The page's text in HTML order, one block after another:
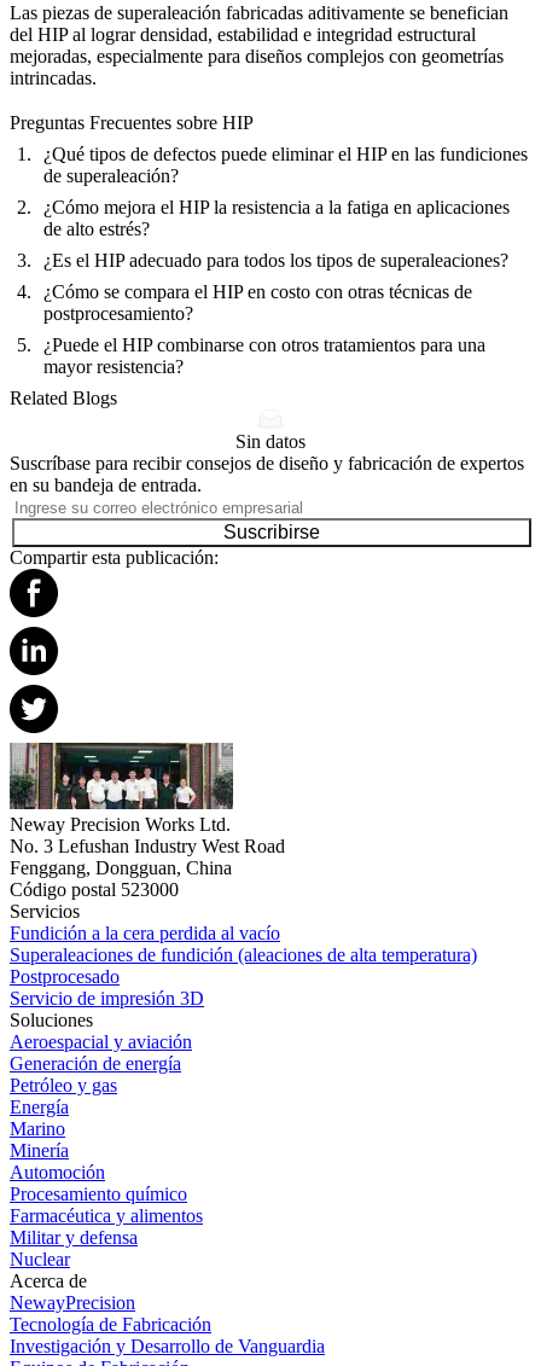
Las piezas de superaleación fabricadas aditivamente se benefician
del HIP al lograr densidad, estabilidad e integridad estructural
mejoradas, especialmente para diseños complejos con geometrías
intrincadas.
Preguntas Frecuentes sobre HIP
¿Qué tipos de defectos puede eliminar el HIP en las fundiciones
de superaleación?
¿Cómo mejora el HIP la resistencia a la fatiga en aplicaciones
de alto estrés?
¿Es el HIP adecuado para todos los tipos de superaleaciones?
¿Cómo se compara el HIP en costo con otras técnicas de
postprocesamiento?
¿Puede el HIP combinarse con otros tratamientos para una
mayor resistencia?
Related Blogs
Sin datos
Suscríbase para recibir consejos de diseño y fabricación de expertos
en su bandeja de entrada.
Suscribirse
Compartir esta publicación:
Neway Precision Works Ltd.
No. 3 Lefushan Industry West Road
Fenggang, Dongguan, China
Código postal 523000
Servicios
Fundición a la cera perdida al vacío
Superaleaciones de fundición (aleaciones de alta temperatura)
Postprocesado
Servicio de impresión 3D
Soluciones
Aeroespacial y aviación
Generación de energía
Petróleo y gas
Energía
Marino
Minería
Automoción
Procesamiento químico
Farmacéutica y alimentos
Militar y defensa
Nuclear
Acerca de
NewayPrecision
Tecnología de Fabricación
Investigación y Desarrollo de Vanguardia